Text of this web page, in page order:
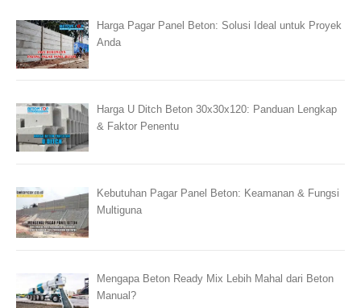
Harga Pagar Panel Beton: Solusi Ideal untuk Proyek
Anda
Harga U Ditch Beton 30x30x120: Panduan Lengkap
& Faktor Penentu
Kebutuhan Pagar Panel Beton: Keamanan & Fungsi
Multiguna
Mengapa Beton Ready Mix Lebih Mahal dari Beton
Manual?